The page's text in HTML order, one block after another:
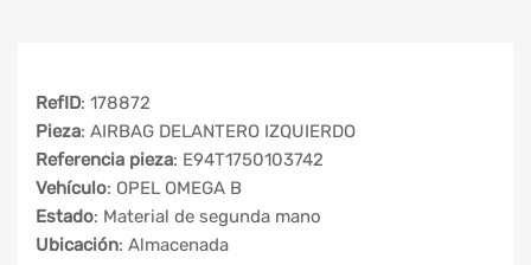
RefID: 178872
Pieza: AIRBAG DELANTERO IZQUIERDO
Referencia pieza: E94T1750103742
Vehículo: OPEL OMEGA B
Estado: Material de segunda mano
Ubicación: Almacenada